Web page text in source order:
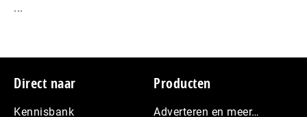
...
Footer
Direct naar
Kennisbank
Producten
Adverteren en meer…